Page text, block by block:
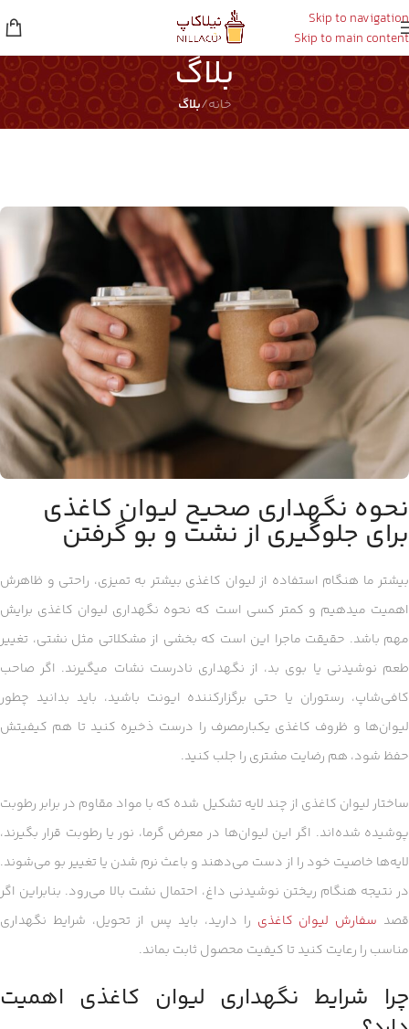
Skip to navigation
Skip to main content
بلاگ
خانه/بلاگ
نحوه نگهداری صحیح لیوان کاغذی
برای جلوگیری از نشت و بو گرفتن
بیشتر ما هنگام استفاده از لیوان کاغذی بیشتر به تمیزی، راحتی و ظاهرش
اهمیت میدهیم و کمتر کسی است که نحوه نگهداری لیوان کاغذی برایش
مهم باشد. حقیقت ماجرا این است که بخشی از مشکلاتی مثل نشتی، تغییر
طعم نوشیدنی یا بوی بد، از نگهداری نادرست نشات میگیرند. اگر صاحب
کافی‌شاپ، رستوران یا حتی برگزارکننده‌ ایونت باشید، باید بدانید چطور
لیوان‌ها و ظروف کاغذی یکبارمصرف را درست ذخیره کنید تا هم کیفیتش
حفظ شود، هم رضایت مشتری را جلب کنید.
ساختار لیوان کاغذی از چند لایه تشکیل شده که با مواد مقاوم در برابر رطوبت
پوشیده شده‌اند. اگر این لیوان‌ها در معرض گرما، نور یا رطوبت قرار بگیرند،
لایه‌ها خاصیت خود را از دست می‌دهند و باعث نرم شدن یا تغییر بو می‌شوند.
در نتیجه هنگام ریختن نوشیدنی داغ، احتمال نشت بالا می‌رود. بنابراین اگر
قصد سفارش لیوان کاغذی را دارید، باید پس از تحویل، شرایط نگهداری
مناسب را رعایت کنید تا کیفیت محصول ثابت بماند.
چرا شرایط نگهداری لیوان کاغذی اهمیت